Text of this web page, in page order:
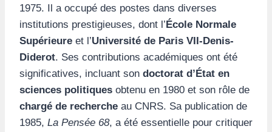
1975. Il a occupé des postes dans diverses
institutions prestigieuses, dont l’École Normale
Supérieure et l’Université de Paris VII-Denis-
Diderot. Ses contributions académiques ont été
significatives, incluant son doctorat d’État en
sciences politiques obtenu en 1980 et son rôle de
chargé de recherche au CNRS. Sa publication de
1985, La Pensée 68, a été essentielle pour critiquer